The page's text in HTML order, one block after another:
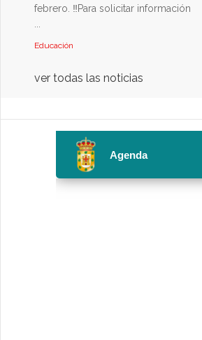
febrero. ‼Para solicitar información
...
Educación
ver todas las noticias